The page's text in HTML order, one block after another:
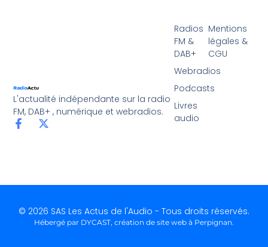
L'actualité indépendante sur la radio
FM, DAB+ , numérique et webradios.
Radios
FM &
DAB+
Webradios
Podcasts
Livres
audio
Mentions
légales &
CGU
© 2026 SAS Les Actus de l'Audio - Tous droits réservés.
Hébergé par DYCAST, création de site web à Perpignan.